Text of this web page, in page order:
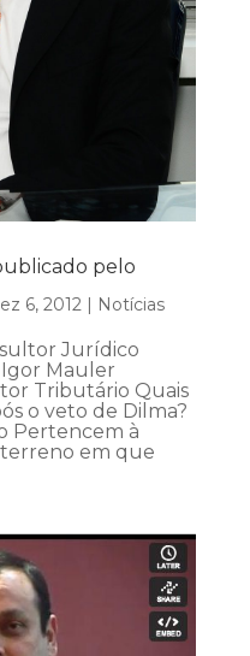
pelo
6, 2012| Notícias
Jurídico
Mauler
Tributário Quais
o veto de Dilma?
Pertencem à
terreno em que